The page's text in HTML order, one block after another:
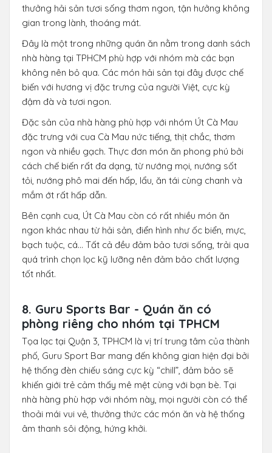
thưởng hải sản tươi sống thơm ngon, tận hưởng không
gian trong lành, thoáng mát.
Đây là một trong những quán ăn nằm trong danh sách
nhà hàng tại TPHCM phù hợp với nhóm mà các bạn
không nên bỏ qua. Các món hải sản tại đây được chế
biến với hương vị đặc trưng của người Việt, cực kỳ
đậm đà và tươi ngon.
Đặc sản của nhà hàng phù hợp với nhóm Út Cà Mau
đặc trưng với cua Cà Mau nức tiếng, thịt chắc, thơm
ngon và nhiều gạch. Thực đơn món ăn phong phú bởi
cách chế biến rất đa dạng, từ nướng mọi, nướng sốt
tỏi, nướng phô mai đến hấp, lẩu, ăn tái cùng chanh và
mắm ớt rất hấp dẫn.
Bên cạnh cua, Út Cà Mau còn có rất nhiều món ăn
ngon khác nhau từ hải sản, điển hình như ốc biển, mực,
bạch tuộc, cá… Tất cả đều đảm bảo tươi sống, trải qua
quá trình chọn lọc kỹ lưỡng nên đảm bảo chất lượng
tốt nhất.
8. Guru Sports Bar - Quán ăn có
phòng riêng cho nhóm tại TPHCM
Tọa lạc tại Quận 3, TPHCM là vị trí trung tâm của thành
phố, Guru Sport Bar mang đến không gian hiện đại bởi
hệ thống đèn chiếu sáng cực kỳ “chill”, đảm bảo sẽ
khiến giới trẻ cảm thấy mê mệt cùng với bạn bè. Tại
nhà hàng phù hợp với nhóm này, mọi người còn có thể
thoải mái vui vẻ, thưởng thức các món ăn và hệ thống
âm thanh sôi động, hứng khởi.